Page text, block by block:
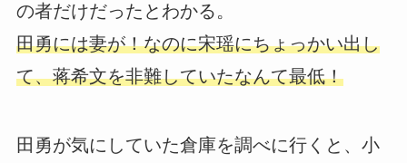
の者だけだったとわかる。
田勇には妻が！なのに宋瑶にちょっかい出し
て、蒋希文を非難していたなんて最低！
田勇が気にしていた倉庫を調べに行くと、小